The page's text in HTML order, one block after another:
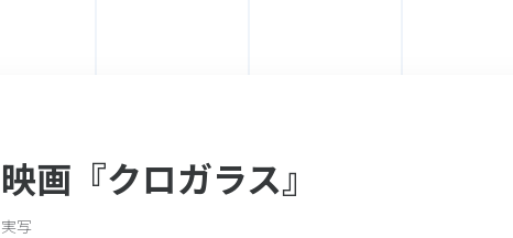
一般のお客様はこちら
映画『クロガラス』
実写